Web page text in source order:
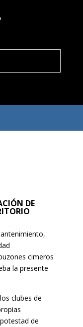
DE
cimeros
la presente
clubes de
de